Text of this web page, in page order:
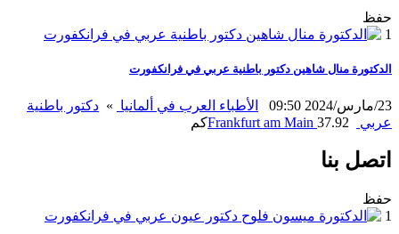
حفظ
1
الدكتورة منال شاهين دكتور باطنية عربي في فرانكفورت
23/مارس/2024 09:50 الأطباء العرب في ألمانيا » دكتور باطنية
عربي
Frankfurt am Main 37.92كم
اتصل بنا
حفظ
1